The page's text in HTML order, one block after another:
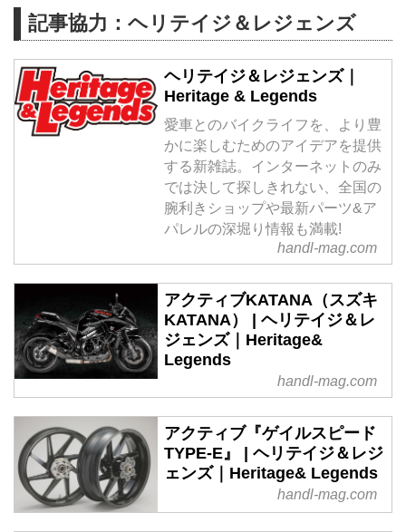
記事協力：ヘリテイジ＆レジェンズ
ヘリテイジ＆レジェンズ｜
Heritage & Legends
愛車とのバイクライフを、より豊
かに楽しむためのアイデアを提供
する新雑誌。インターネットのみ
では決して探しきれない、全国の
腕利きショップや最新パーツ&ア
パレルの深堀り情報も満載!
handl-mag.com
アクティブKATANA（スズキ
KATANA） | ヘリテイジ＆レ
ジェンズ｜Heritage&
Legends
handl-mag.com
アクティブ『ゲイルスピード
TYPE-E』 | ヘリテイジ＆レジ
ェンズ｜Heritage& Legends
handl-mag.com